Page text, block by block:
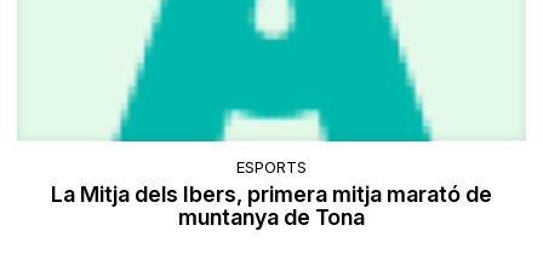
ESPORTS
La Mitja dels Ibers, primera mitja marató de
muntanya de Tona